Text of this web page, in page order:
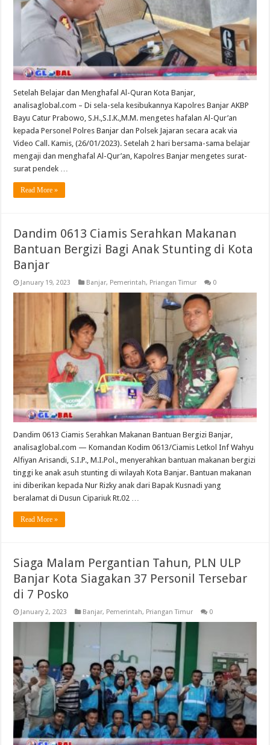
Setelah Belajar dan Menghafal Al-Quran Kota Banjar,
analisaglobal.com – Di sela-sela kesibukannya Kapolres Banjar AKBP
Bayu Catur Prabowo, S.H.,S.I.K.,M.M. mengetes hafalan Al-Qur’an
kepada Personel Polres Banjar dan Polsek Jajaran secara acak via
Video Call. Kamis, (26/01/2023). Setelah 2 hari bersama-sama belajar
mengaji dan menghafal Al-Qur’an, Kapolres Banjar mengetes surat-
surat pendek …
Read More »
Dandim 0613 Ciamis Serahkan Makanan
Bantuan Bergizi Bagi Anak Stunting di Kota
Banjar
January 19, 2023 Banjar, Pemerintah, Priangan Timur 0
Dandim 0613 Ciamis Serahkan Makanan Bantuan Bergizi Banjar,
analisaglobal.com — Komandan Kodim 0613/Ciamis Letkol Inf Wahyu
Alfiyan Arisandi, S.I.P., M.I.Pol., menyerahkan bantuan makanan bergizi
tinggi ke anak asuh stunting di wilayah Kota Banjar. Bantuan makanan
ini diberikan kepada Nur Rizky anak dari Bapak Kusnadi yang
beralamat di Dusun Cipariuk Rt.02 …
Read More »
Siaga Malam Pergantian Tahun, PLN ULP
Banjar Kota Siagakan 37 Personil Tersebar
di 7 Posko
January 2, 2023 Banjar, Pemerintah, Priangan Timur 0